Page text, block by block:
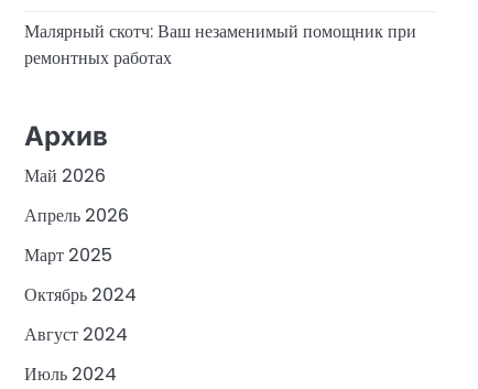
Малярный скотч: Ваш незаменимый помощник при
ремонтных работах
Архив
Май 2026
Апрель 2026
Март 2025
Октябрь 2024
Август 2024
Июль 2024